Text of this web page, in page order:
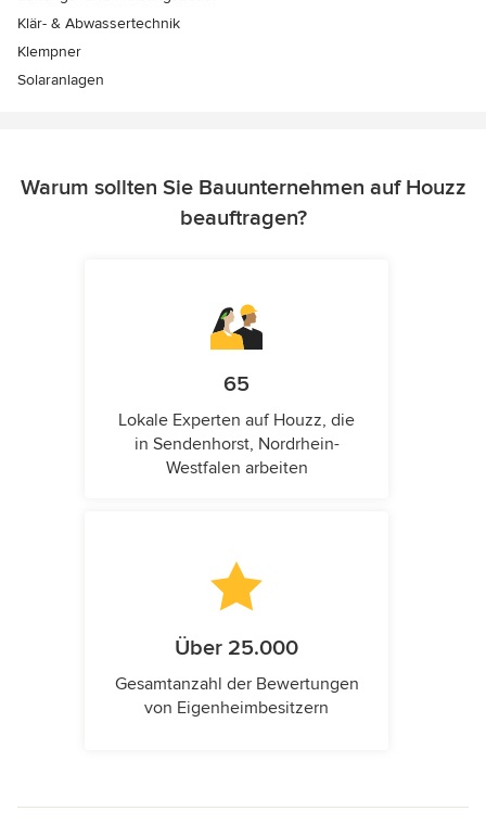
Klär- & Abwassertechnik
Klempner
Solaranlagen
Warum sollten Sie Bauunternehmen auf Houzz
beauftragen?
65
Lokale Experten auf Houzz, die
in Sendenhorst, Nordrhein-
Westfalen arbeiten
Über 25.000
Gesamtanzahl der Bewertungen
von Eigenheimbesitzern